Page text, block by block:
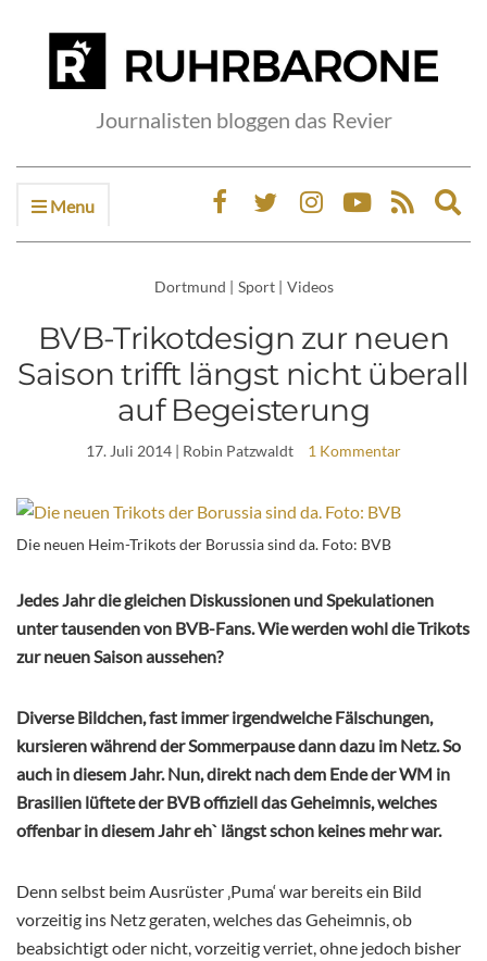
Journalisten bloggen das Revier
Menu
Dortmund | Sport | Videos
BVB-Trikotdesign zur neuen
Saison trifft längst nicht überall
auf Begeisterung
17. Juli 2014 | Robin Patzwaldt 1 Kommentar
Die neuen Heim-Trikots der Borussia sind da. Foto: BVB
Jedes Jahr die gleichen Diskussionen und Spekulationen
unter tausenden von BVB-Fans. Wie werden wohl die Trikots
zur neuen Saison aussehen?
Diverse Bildchen, fast immer irgendwelche Fälschungen,
kursieren während der Sommerpause dann dazu im Netz. So
auch in diesem Jahr. Nun, direkt nach dem Ende der WM in
Brasilien lüftete der BVB offiziell das Geheimnis, welches
offenbar in diesem Jahr eh` längst schon keines mehr war.
Denn selbst beim Ausrüster ‚Puma‘ war bereits ein Bild
vorzeitig ins Netz geraten, welches das Geheimnis, ob
beabsichtigt oder nicht, vorzeitig verriet, ohne jedoch bisher